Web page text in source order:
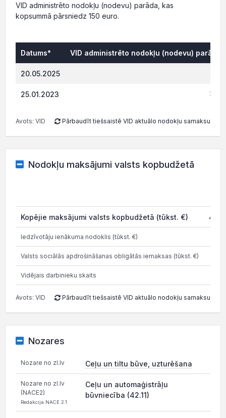
VID administrēto nodokļu (nodevu) parāda, kas
kopsummā pārsniedz 150 euro.
Datums* VID administrēto nodokļu (nodevu) parāds,
20.05.2025
25.01.2023
Avots: VID Pārbaudīt tiešsaistē VID aktuālo nodokļu samaksu
Nodokļu maksājumi valsts kopbudžetā
Kopējie maksājumi valsts kopbudžetā (tūkst. €)
Iedzīvotāju ienākuma nodoklis (tūkst. €)
Valsts sociālās apdrošināšanas obligātās iemaksas (tūkst. €)
Vidējais darbinieku skaits
Avots: VID Pārbaudīt tiešsaistē VID aktuālo nodokļu samaksu
Nozares
Nozare no zl.lv Ceļu un tiltu būve, uzturēšana
Nozare no zl.lv
(NACE2)
Redakcija NACE 2.1
Ceļu un automaģistrāļu
būvniecība (42.11)